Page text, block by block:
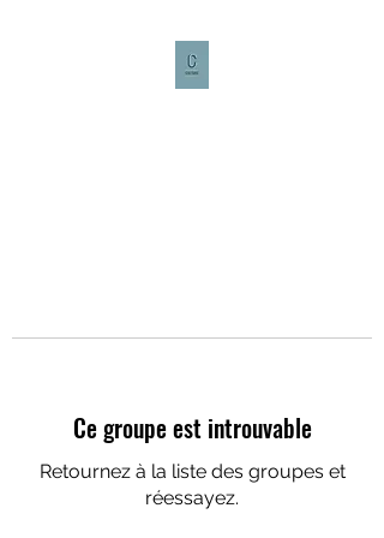
Ce groupe est introuvable
Retournez à la liste des groupes et
réessayez.